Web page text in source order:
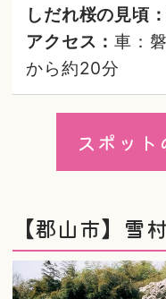
しだれ桜の見頃
アクセス：車：
から約20分
スポット
【郡山市】雪